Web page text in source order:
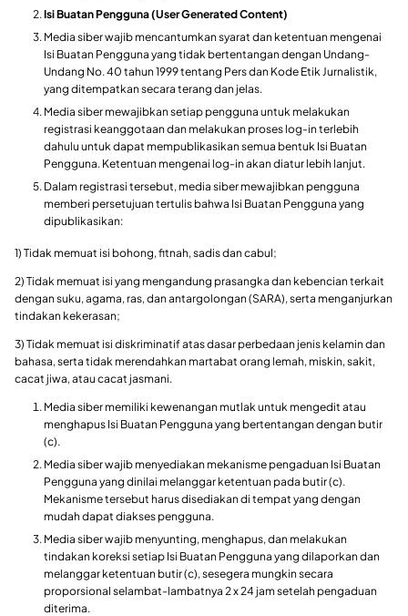
Isi Buatan Pengguna (User Generated Content)
Media siber wajib mencantumkan syarat dan ketentuan mengenai
Isi Buatan Pengguna yang tidak bertentangan dengan Undang-
Undang No. 40 tahun 1999 tentang Pers dan Kode Etik Jurnalistik,
yang ditempatkan secara terang dan jelas.
Media siber mewajibkan setiap pengguna untuk melakukan
registrasi keanggotaan dan melakukan proses log-in terlebih
dahulu untuk dapat mempublikasikan semua bentuk Isi Buatan
Pengguna. Ketentuan mengenai log-in akan diatur lebih lanjut.
Dalam registrasi tersebut, media siber mewajibkan pengguna
memberi persetujuan tertulis bahwa Isi Buatan Pengguna yang
dipublikasikan:
1) Tidak memuat isi bohong, fitnah, sadis dan cabul;
2) Tidak memuat isi yang mengandung prasangka dan kebencian terkait
dengan suku, agama, ras, dan antargolongan (SARA), serta menganjurkan
tindakan kekerasan;
3) Tidak memuat isi diskriminatif atas dasar perbedaan jenis kelamin dan
bahasa, serta tidak merendahkan martabat orang lemah, miskin, sakit,
cacat jiwa, atau cacat jasmani.
Media siber memiliki kewenangan mutlak untuk mengedit atau
menghapus Isi Buatan Pengguna yang bertentangan dengan butir
(c).
Media siber wajib menyediakan mekanisme pengaduan Isi Buatan
Pengguna yang dinilai melanggar ketentuan pada butir (c).
Mekanisme tersebut harus disediakan di tempat yang dengan
mudah dapat diakses pengguna.
Media siber wajib menyunting, menghapus, dan melakukan
tindakan koreksi setiap Isi Buatan Pengguna yang dilaporkan dan
melanggar ketentuan butir (c), sesegera mungkin secara
proporsional selambat-lambatnya 2 x 24 jam setelah pengaduan
diterima.